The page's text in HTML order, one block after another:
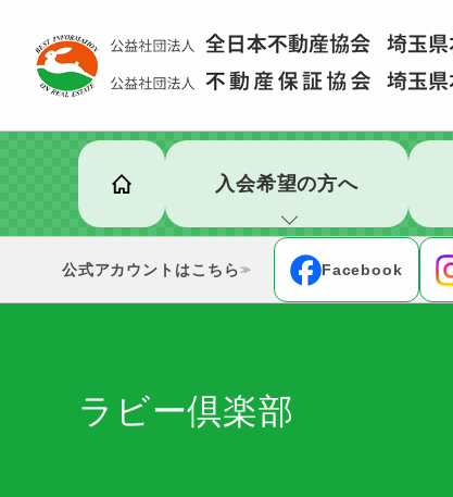
入会希望の方へ
公式アカウント ≫ Facebook
ラビー倶楽部